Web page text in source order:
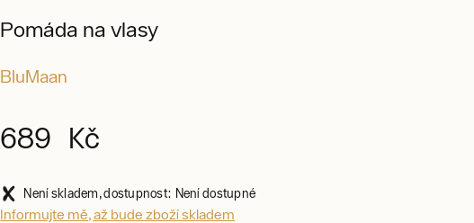
Pomáda na vlasy
BluMaan
689 Kč
Není skladem, dostupnost: Není dostupné
Informujte mě, až bude zboží skladem